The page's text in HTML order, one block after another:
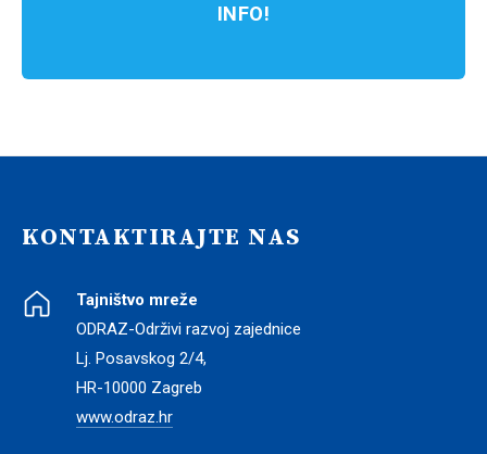
INFO!
KONTAKTIRAJTE NAS
Tajništvo mreže
ODRAZ-Održivi razvoj zajednice
Lj. Posavskog 2/4,
HR-10000 Zagreb
www.odraz.hr